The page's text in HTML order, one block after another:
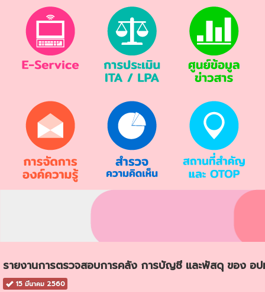
รายงานการตรวจสอบการคลัง การบัญชี และพัสดุ ของ อป
15 มีนาคม 2560